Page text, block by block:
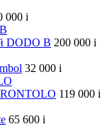
000 i
DODO B 200 000 i
32 000 i
119 000 i
65 600 i